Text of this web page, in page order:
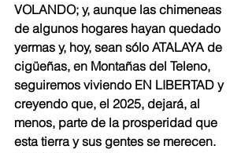
VOLANDO; y, aunque las chimeneas
de algunos hogares hayan quedado
yermas y, hoy, sean sólo ATALAYA de
cigüeñas, en Montañas del Teleno,
seguiremos viviendo EN LIBERTAD y
creyendo que, el 2025, dejará, al
menos, parte de la prosperidad que
esta tierra y sus gentes se merecen.